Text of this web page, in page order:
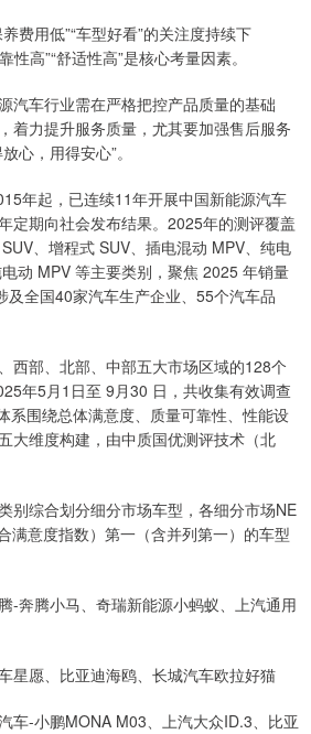
费用低”“车型好看”的关注度持续下
性高”“舒适性高”是核心考量因素。
汽车行业需在严格把控产品质量的基础
着力提升服务质量，尤其要加强售后服务
心，用得安心”。
年起，已连续11年开展中国新能源汽车
定期向社会发布结果。2025年的测评覆盖
、增程式 SUV、插电混动 MPV、纯电
动 MPV 等主要类别，聚焦 2025 年销量
及全国40家汽车生产企业、55个汽车品
西部、北部、中部五大市场区域的128个
年5月1日至 9月30 日，共收集有效调查
系围绕总体满意度、质量可靠性、性能设
大维度构建，由中质国优测评技术（北
别综合划分细分市场车型，各细分市场NE
满意度指数）第一（含并列第一）的车型
-奔腾小马、奇瑞新能源小蚂蚁、上汽通用
星愿、比亚迪海鸥、长城汽车欧拉好猫
车-小鹏MONA M03、上汽大众ID.3、比亚